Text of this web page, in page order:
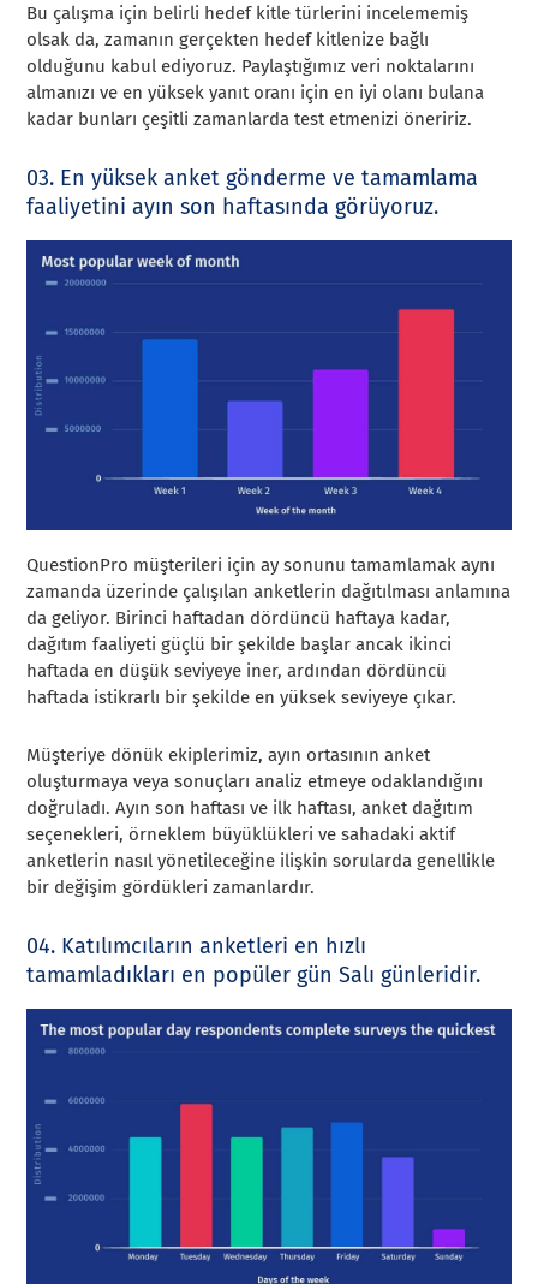
Bu çalışma için belirli hedef kitle türlerini incelememiş
olsak da, zamanın gerçekten hedef kitlenize bağlı
olduğunu kabul ediyoruz. Paylaştığımız veri noktalarını
almanızı ve en yüksek yanıt oranı için en iyi olanı bulana
kadar bunları çeşitli zamanlarda test etmenizi öneririz.
03. En yüksek anket gönderme ve tamamlama
faaliyetini ayın son haftasında görüyoruz.
QuestionPro müşterileri için ay sonunu tamamlamak aynı
zamanda üzerinde çalışılan anketlerin dağıtılması anlamına
da geliyor. Birinci haftadan dördüncü haftaya kadar,
dağıtım faaliyeti güçlü bir şekilde başlar ancak ikinci
haftada en düşük seviyeye iner, ardından dördüncü
haftada istikrarlı bir şekilde en yüksek seviyeye çıkar.
Müşteriye dönük ekiplerimiz, ayın ortasının anket
oluşturmaya veya sonuçları analiz etmeye odaklandığını
doğruladı. Ayın son haftası ve ilk haftası, anket dağıtım
seçenekleri, örneklem büyüklükleri ve sahadaki aktif
anketlerin nasıl yönetileceğine ilişkin sorularda genellikle
bir değişim gördükleri zamanlardır.
04. Katılımcıların anketleri en hızlı
tamamladıkları en popüler gün Salı günleridir.